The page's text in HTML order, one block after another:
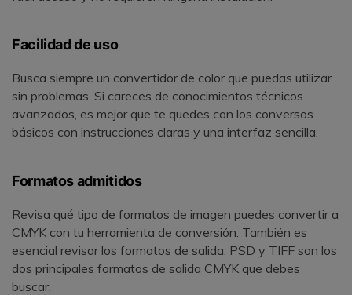
Facilidad de uso
Busca siempre un convertidor de color que puedas utilizar
sin problemas. Si careces de conocimientos técnicos
avanzados, es mejor que te quedes con los conversos
básicos con instrucciones claras y una interfaz sencilla.
Formatos admitidos
Revisa qué tipo de formatos de imagen puedes convertir a
CMYK con tu herramienta de conversión. También es
esencial revisar los formatos de salida. PSD y TIFF son los
dos principales formatos de salida CMYK que debes
buscar.